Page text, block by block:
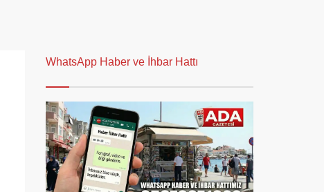
WhatsApp Haber ve İhbar Hattı